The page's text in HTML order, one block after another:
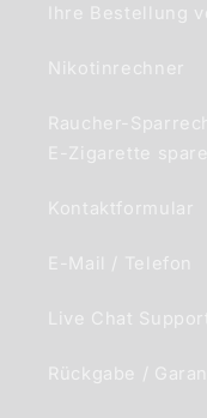
Ihre Bestellung
Nikotinrechner
Raucher-
E-Zigarette
Kontaktformular
E-Mail / Telefon
Live Chat
Rückgabe /